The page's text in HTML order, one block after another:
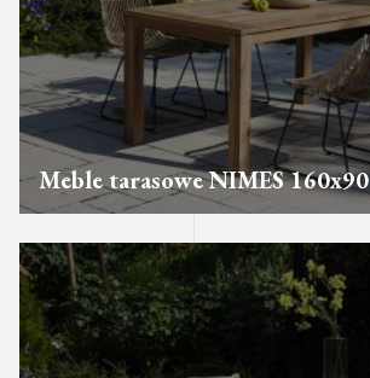
Meble tarasowe NIMES 160x90